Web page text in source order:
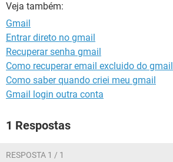
Veja também:
Gmail
Entrar direto no gmail
Recuperar senha gmail
Como recuperar email excluido do gmail
Como saber quando criei meu gmail
Gmail login outra conta
1 Respostas
RESPOSTA 1 / 1